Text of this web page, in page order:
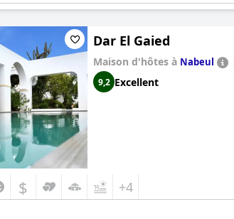
Dar El Gaied
Maison d'hôtes à Nabeul
9,2 Excellent
$ +4